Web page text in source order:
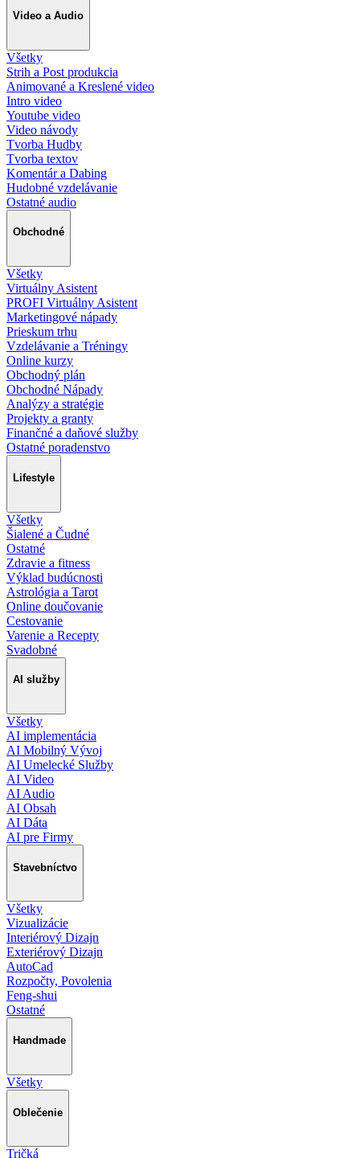
Video a Audio
Všetky
Strih a Post produkcia
Animované a Kreslené video
Intro video
Youtube video
Video návody
Tvorba Hudby
Tvorba textov
Komentár a Dabing
Hudobné vzdelávanie
Ostatné audio
Obchodné
Všetky
Virtuálny Asistent
PROFI Virtuálny Asistent
Marketingové nápady
Prieskum trhu
Vzdelávanie a Tréningy
Online kurzy
Obchodný plán
Obchodné Nápady
Analýzy a stratégie
Projekty a granty
Finančné a daňové služby
Ostatné poradenstvo
Lifestyle
Všetky
Šialené a Čudné
Ostatné
Zdravie a fitness
Výklad budúcnosti
Astrológia a Tarot
Online doučovanie
Cestovanie
Varenie a Recepty
Svadobné
AI služby
Všetky
AI implementácia
AI Mobilný Vývoj
AI Umelecké Služby
AI Video
AI Audio
AI Obsah
AI Dáta
AI pre Firmy
Stavebníctvo
Všetky
Vizualizácie
Interiérový Dizajn
Exteriérový Dizajn
AutoCad
Rozpočty, Povolenia
Feng-shui
Ostatné
Handmade
Všetky
Oblečenie
Tričká